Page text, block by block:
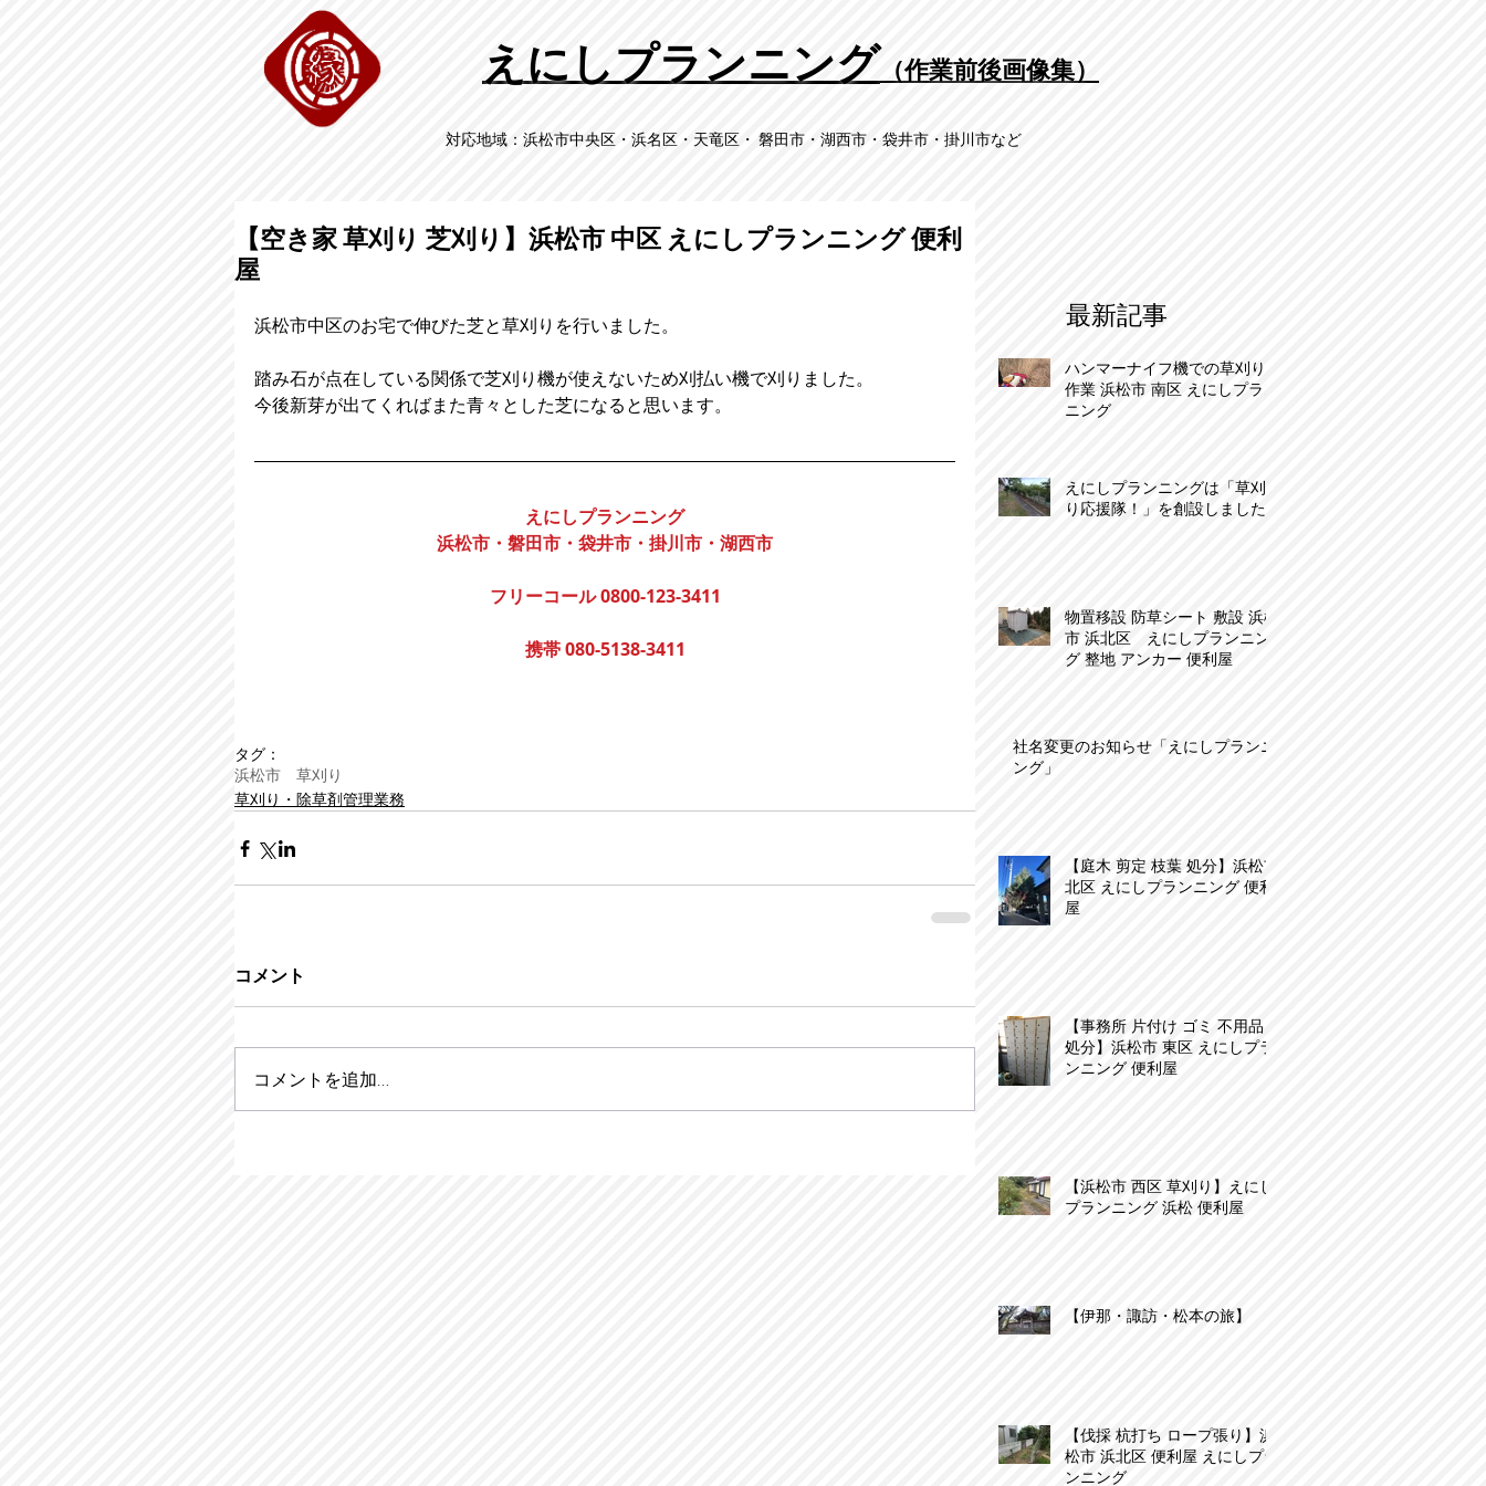
​えにしプランニング （作業前後画像集）
対応地域：​浜松市中央区・浜名区・天竜区・ 磐田市・湖西市・袋井市・掛川市など
【空き家 草刈り 芝刈り】浜松市 中区 えにしプランニング 便利
屋
浜松市中区のお宅で伸びた芝と草刈りを行いました。
踏み石が点在している関係で芝刈り機が使えないため刈払い機で刈りました。
今後新芽が出てくればまた青々とした芝になると思います。
えにしプランニング
浜松市・磐田市・袋井市・掛川市・湖西市
フリーコール 0800-123-3411
携帯 080-5138-3411
タグ：
浜松市 草刈り
草刈り・除草剤管理業務
コメント
コメントを追加…
最新記事
ハンマーナイフ機での草刈り
作業 浜松市 南区 えにしプラン
ニング
えにしプランニングは「草刈
り応援隊！」を創設しました
物置移設 防草シート 敷設 浜松
市 浜北区 えにしプランニン
グ 整地 アンカー 便利屋
社名変更のお知らせ「えにしプランニ
ング」
【庭木 剪定 枝葉 処分】浜松市
北区 えにしプランニング 便利
屋
【事務所 片付け ゴミ 不用品
処分】浜松市 東区 えにしプラ
ンニング 便利屋
【浜松市 西区 草刈り】えにし
プランニング 浜松 便利屋
【伊那・諏訪・松本の旅】
【伐採 杭打ち ロープ張り】浜
松市 浜北区 便利屋 えにしプラ
ンニング